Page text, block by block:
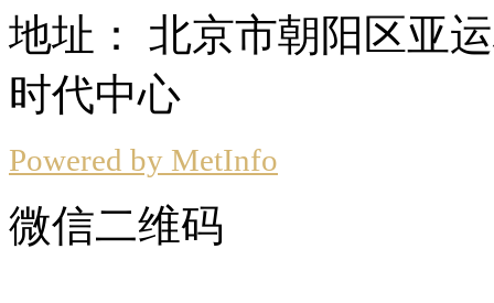
地址： 北京市朝阳区亚
时代中心
Powered by MetInfo
微信二维码